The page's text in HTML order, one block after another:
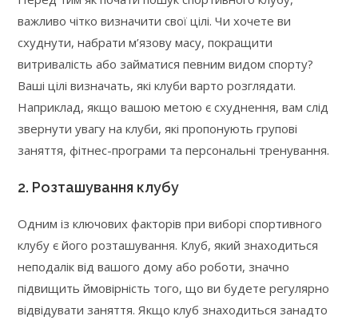
важливо чітко визначити свої цілі. Чи хочете ви
схуднути, набрати м’язову масу, покращити
витривалість або займатися певним видом спорту?
Ваші цілі визначать, які клуби варто розглядати.
Наприклад, якщо вашою метою є схуднення, вам слід
звернути увагу на клуби, які пропонують групові
заняття, фітнес-програми та персональні тренування.
2. Розташування клубу
Одним із ключових факторів при виборі спортивного
клубу є його розташування. Клуб, який знаходиться
неподалік від вашого дому або роботи, значно
підвищить ймовірність того, що ви будете регулярно
відвідувати заняття. Якщо клуб знаходиться занадто